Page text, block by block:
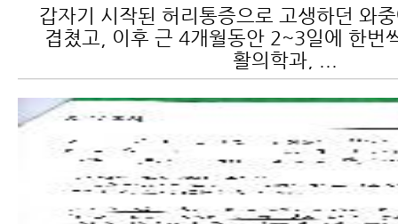
갑자기 시작된 허리통증으로 고생하던 와
겹쳤고, 이후 근 4개월동안 2~3일에 한번
활의학과, ...